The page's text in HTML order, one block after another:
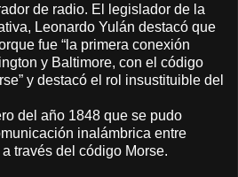
de radio. El legislador de la
Leonardo Yulán destacó que
fue “la primera conexión
y Baltimore, con el código
y destacó el rol insustituible del
del año 1848 que se pudo
inalámbrica entre
través del código Morse.